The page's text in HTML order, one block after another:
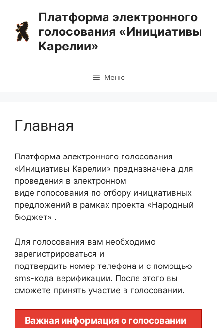
содержимому
Платформа электронного
голосования «Инициативы
Карелии»
Меню
Главная
Платформа электронного голосования
«Инициативы Карелии» предназначена для
проведения в электронном
виде голосования по отбору инициативных
предложений в рамках проекта «Народный
бюджет» .
Для голосования вам необходимо
зарегистрироваться и
подтвердить номер телефона и с помощью
sms-кода верификации. После этого вы
сможете принять участие в голосовании.
Важная информация о голосовании